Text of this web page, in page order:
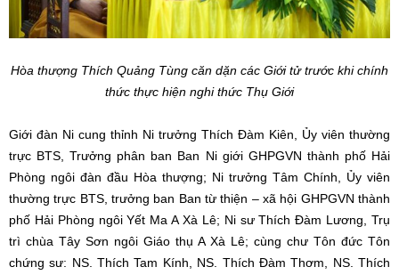
Hòa thượng Thích Quảng Tùng căn dặn các Giới tử trước khi chính
thức thực hiện nghi thức Thụ Giới
Giới đàn Ni cung thỉnh Ni trưởng Thích Đàm Kiên, Ủy viên thường
trực BTS, Trưởng phân ban Ban Ni giới GHPGVN thành phố Hải
Phòng ngôi đàn đầu Hòa thượng; Ni trưởng Tâm Chính, Ủy viên
thường trực BTS, trưởng ban Ban từ thiện – xã hội GHPGVN thành
phố Hải Phòng ngôi Yết Ma A Xà Lê; Ni sư Thích Đàm Lương, Trụ
trì chùa Tây Sơn ngôi Giáo thụ A Xà Lê; cùng chư Tôn đức Tôn
chứng sư: NS. Thích Tam Kính, NS. Thích Đàm Thơm, NS. Thích